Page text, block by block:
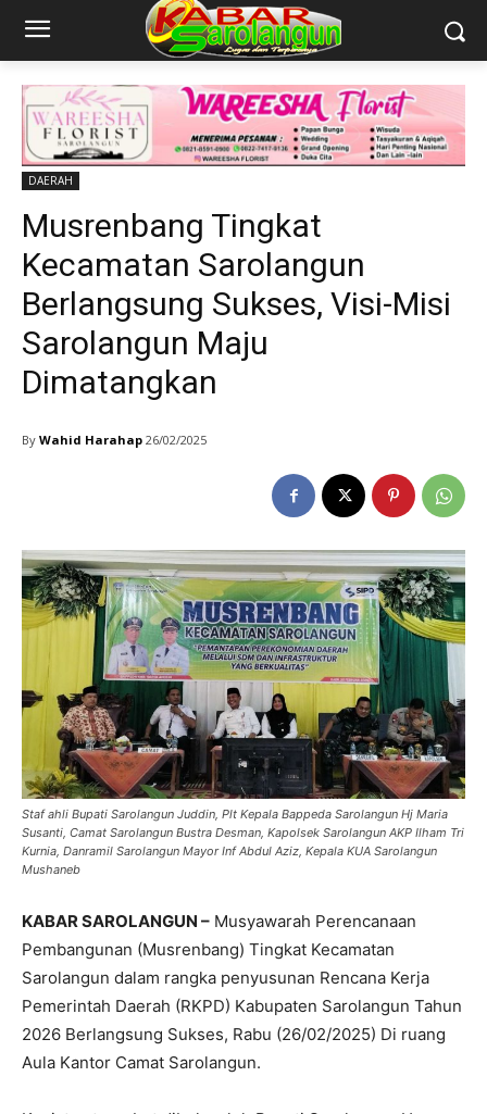
DAERAH
Musrenbang Tingkat
Kecamatan Sarolangun
Berlangsung Sukses, Visi-Misi
Sarolangun Maju
Dimatangkan
By Wahid Harahap 26/02/2025
Staf ahli Bupati Sarolangun Juddin, Plt Kepala Bappeda Sarolangun Hj Maria
Susanti, Camat Sarolangun Bustra Desman, Kapolsek Sarolangun AKP Ilham Tri
Kurnia, Danramil Sarolangun Mayor Inf Abdul Aziz, Kepala KUA Sarolangun
Mushaneb
KABAR SAROLANGUN – Musyawarah Perencanaan
Pembangunan (Musrenbang) Tingkat Kecamatan
Sarolangun dalam rangka penyusunan Rencana Kerja
Pemerintah Daerah (RKPD) Kabupaten Sarolangun Tahun
2026 Berlangsung Sukses, Rabu (26/02/2025) Di ruang
Aula Kantor Camat Sarolangun.